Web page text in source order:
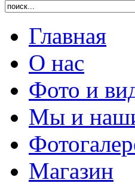
Главная
О нас
Фото и
Мы и
Магазин